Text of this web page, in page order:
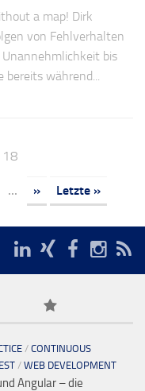
a map! Dirk
von Fehlverhalten
bis
während...
18
... » Letzte »
/ CONTINUOUS
/ WEB DEVELOPMENT
Angular – die